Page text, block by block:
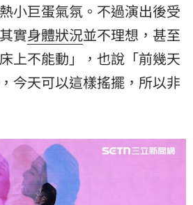
小巨蛋氣氛。不過演出後受
實身體狀況並不理想，甚至
上不能動」，也說「前幾天
今天可以這樣搖擺，所以非